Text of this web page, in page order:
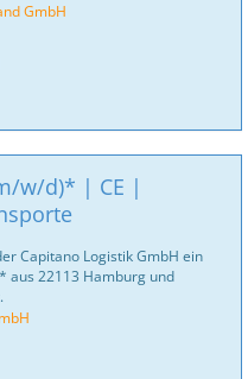
GmbH
w/d)* | CE |
Capitano Logistik GmbH ein
aus 22113 Hamburg und